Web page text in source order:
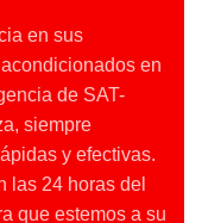
en sus
en
de SAT-
siempre
y efectivas.
las 24 horas del
que estemos a su